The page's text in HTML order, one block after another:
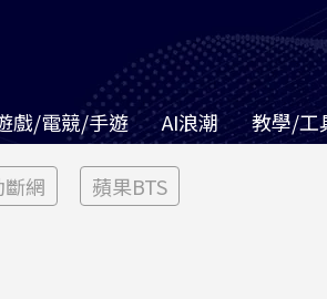
戲/電競/手遊 AI浪潮 教學/工
網 蘋果BTS